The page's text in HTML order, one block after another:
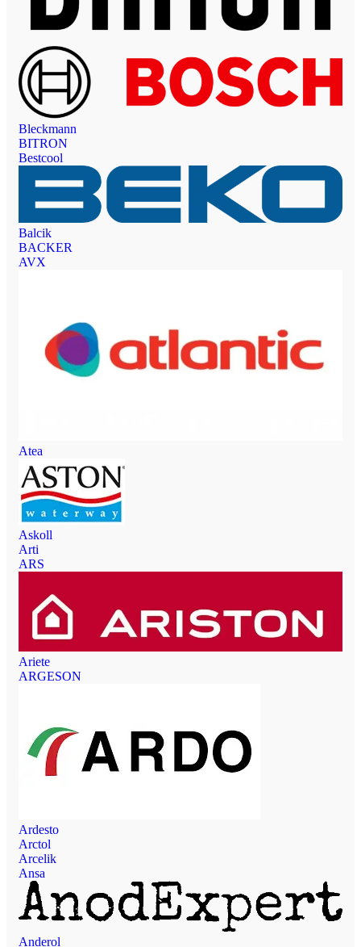
Bleckmann
BITRON
Bestcool
Balcik
BACKER
AVX
Atea
Askoll
Arti
ARS
Ariete
ARGESON
Ardesto
Arctol
Arcelik
Ansa
Anderol